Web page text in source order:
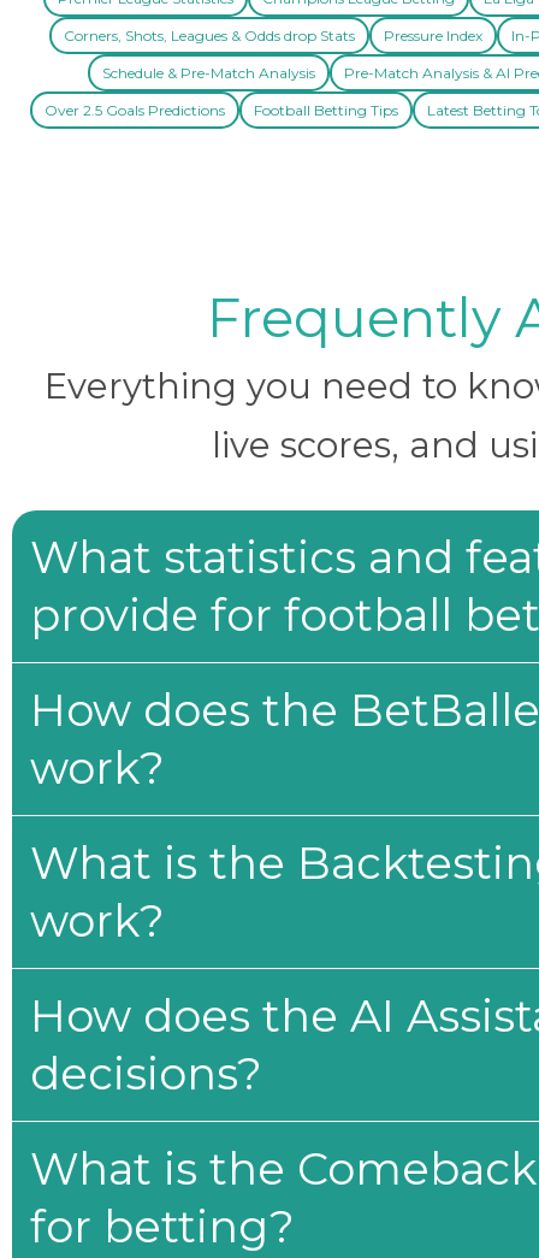
Corners, Shots, Leagues & Odds drop Stats Pressure Index In-
Schedule & Pre-Match Analysis Pre-Match Analysis & AI
Over 2.5 Goals Predictions Football Betting Tips Latest Betting
Frequently
Everything you need to
live scores, and
What statistics and
provide for football
How does the
work?
What is the
work?
How does the AI
decisions?
What is the
for betting?